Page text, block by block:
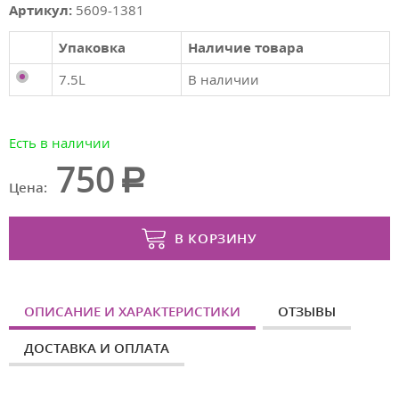
Артикул: 5609-1381
Упаковка
Наличие товара
7.5L
В наличии
Есть в наличии
Цена: 750
В КОРЗИНУ
ОПИСАНИЕ И ХАРАКТЕРИСТИКИ ОТЗЫВЫ
ДОСТАВКА И ОПЛАТА